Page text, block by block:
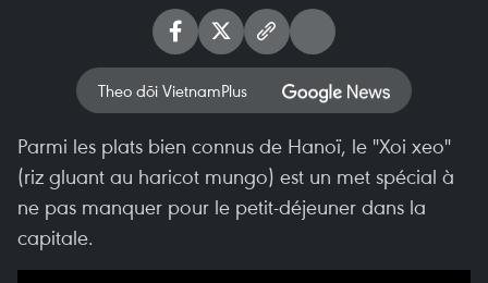
Theo dõi VietnamPlus
Parmi les plats bien connus de Hanoï, le "Xoi xeo"
(riz gluant au haricot mungo) est un met spécial à
ne pas manquer pour le petit-déjeuner dans la
capitale.